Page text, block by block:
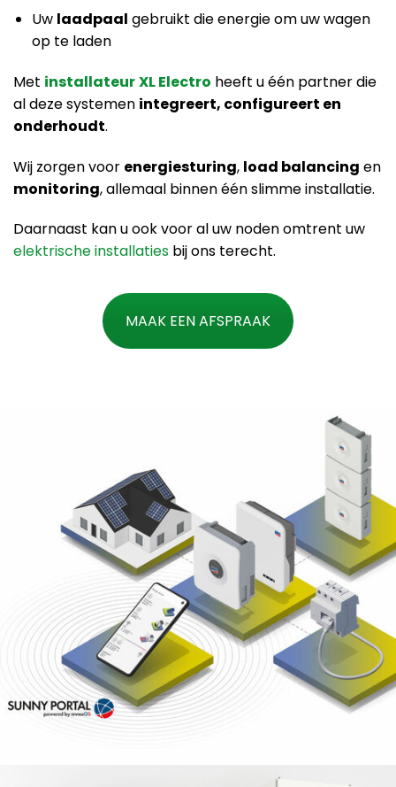
Uw laadpaal gebruikt die energie om uw wagen
op te laden
Met installateurXL Electro heeft u één partner die
al deze systemen integreert, configureert en
onderhoudt.
Wij zorgen voor energiesturing, load balancing en
monitoring, allemaal binnen één slimme installatie.
Daarnaast kan u ook voor al uw noden omtrent uw
elektrische installaties bij ons terecht.
MAAK EEN AFSPRAAK